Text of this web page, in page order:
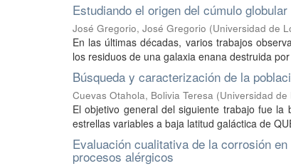
Estudiando el origen del cúmulo
José Gregorio, José Gregorio (Universidad de
En las últimas décadas, varios trabajos
los residuos de una galaxia enana destruida
Búsqueda y caracterización de la
Cuevas Otahola, Bolivia Teresa (Universidad
El objetivo general del siguiente trabajo fue
estrellas variables a baja latitud galáctica de
Evaluación cualitativa de la corrosión
procesos alérgicos